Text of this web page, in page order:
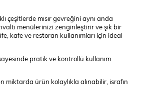
çeşitlerde mısır gevreğini aynı anda
menülerinizi zenginleştirir ve şık bir
kafe ve restoran kullanımları için ideal
pratik ve kontrollü kullanım
miktarda ürün kolaylıkla alınabilir, israfın